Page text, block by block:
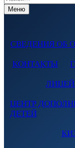
по:Меню
СВЕДЕНИЯ ОБ
КОНТАКТЫ
ЦЕНТР
ДЕТЕЙ